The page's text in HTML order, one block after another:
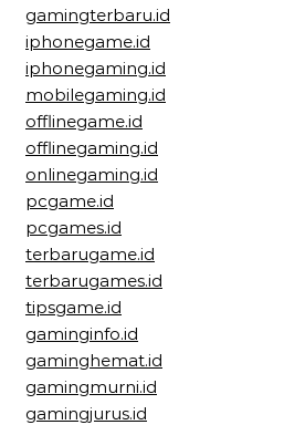
gamingterbaru.id
iphonegame.id
iphonegaming.id
mobilegaming.id
offlinegame.id
offlinegaming.id
onlinegaming.id
pcgame.id
pcgames.id
terbarugame.id
terbarugames.id
tipsgame.id
gaminginfo.id
gaminghemat.id
gamingmurni.id
gamingjurus.id